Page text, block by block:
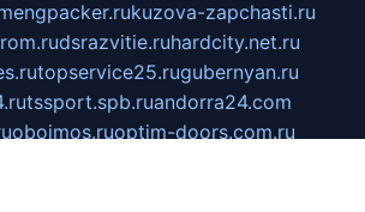
kuzova-zapchasti.ru
dsrazvitie.ruhardcity.net.ru
topservice25.rugubernyan.ru
tssport.spb.ruandorra24.com
oboimos.ruoptim-doors.com.ru